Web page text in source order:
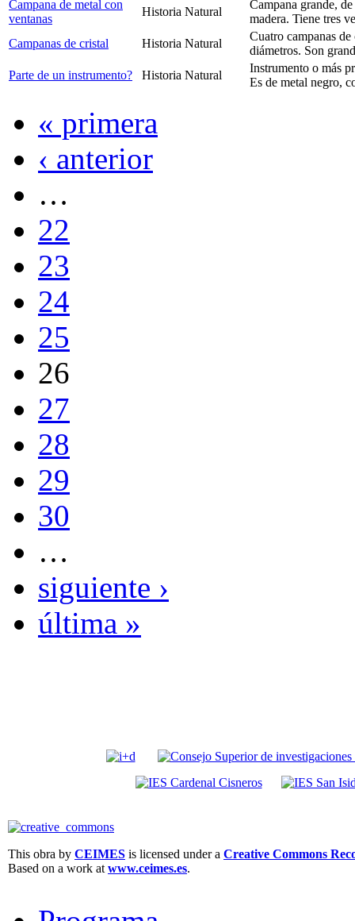
Campana de metal con
ventanas
Historia Natural
Campana grande,
madera. Tiene tres
Campanas de cristal
Historia Natural
Cuatro campanas
diámetros. Son
Parte de un instrumento?
Historia Natural
Instrumento o más
Es de metal negro,
« primera
‹ anterior
…
22
23
24
25
26
27
28
29
30
…
siguiente ›
última »
This obra by CEIMES is licensed under a Creative Commons
Based on a work at www.ceimes.es.